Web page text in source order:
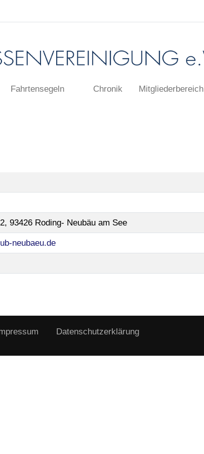
Fahrtensegeln Chronik Mitgliederbereich
93426 Roding- Neubäu am See
neubaeu.de
Datenschutzerklärung